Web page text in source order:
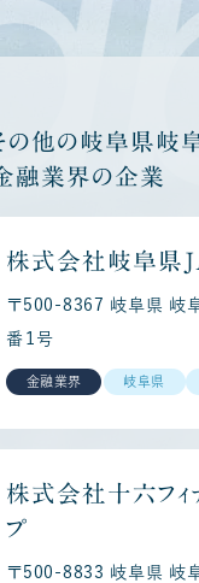
の他の岐阜県岐
融業界の企業
株式会社岐阜県Ｊ
〒500-8367 岐阜県 岐阜
番１号
金融業界 岐阜県
株式会社十六フィ
プ
〒500-8833 岐阜県 岐阜